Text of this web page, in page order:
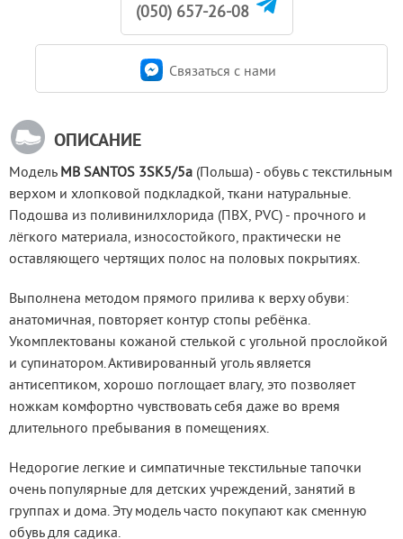
(050) 657-26-08
Связаться c нами
ОПИСАНИЕ
Модель MB SANTOS 3SK5/5a (Польша) - обувь с текстильным
верхом и хлопковой подкладкой, ткани натуральные.
Подошва из поливинилхлорида (ПВХ, PVC) - прочного и
лёгкого материала, износостойкого, практически не
оставляющего чертящих полос на половых покрытиях.
Выполнена методом прямого прилива к верху обуви:
анатомичная, повторяет контур стопы ребёнка.
Укомплектованы кожаной стелькой с угольной прослойкой
и супинатором. Активированный уголь является
антисептиком, хорошо поглощает влагу, это позволяет
ножкам комфортно чувствовать себя даже во время
длительного пребывания в помещениях.
Недорогие легкие и симпатичные текстильные тапочки
очень популярные для детских учреждений, занятий в
группах и дома. Эту модель часто покупают как сменную
обувь для садика.